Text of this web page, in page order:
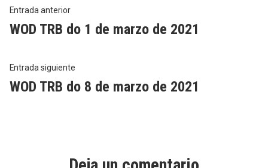
Navegación
de
entradas
Entrada anteriorEntrada
anterior:
WOD TRB do 1 de marzo de 2021
Entrada siguiente
siguiente:
WOD TRB do 8 de marzo de 2021